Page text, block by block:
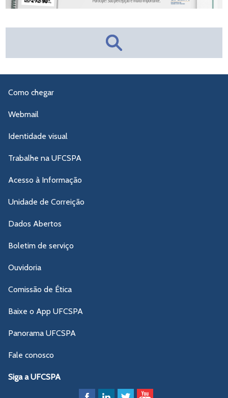
Como chegar
Webmail
Identidade visual
Trabalhe na UFCSPA
Acesso à Informação
Unidade de Correição
Dados Abertos
Boletim de serviço
Ouvidoria
Comissão de Ética
Baixe o App UFCSPA
Panorama UFCSPA
Fale conosco
Siga a UFCSPA